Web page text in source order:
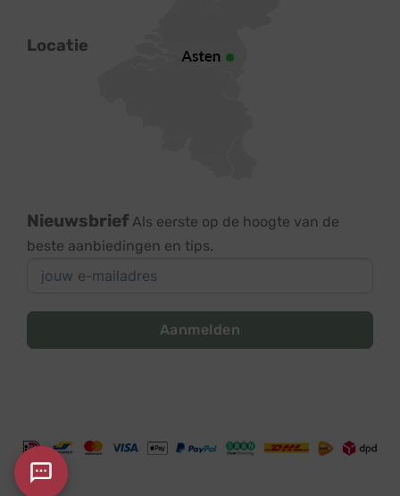
Locatie
Nieuwsbrief Als eerste op de hoogte van de
beste aanbiedingen en tips.
Aanmelden